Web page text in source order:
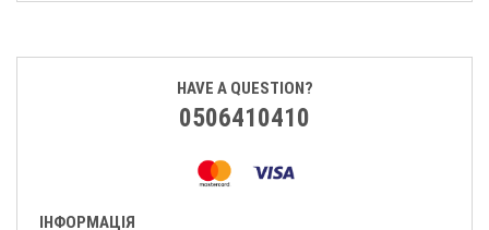
HAVE A QUESTION?
0506410410
ІНФОРМАЦІЯ